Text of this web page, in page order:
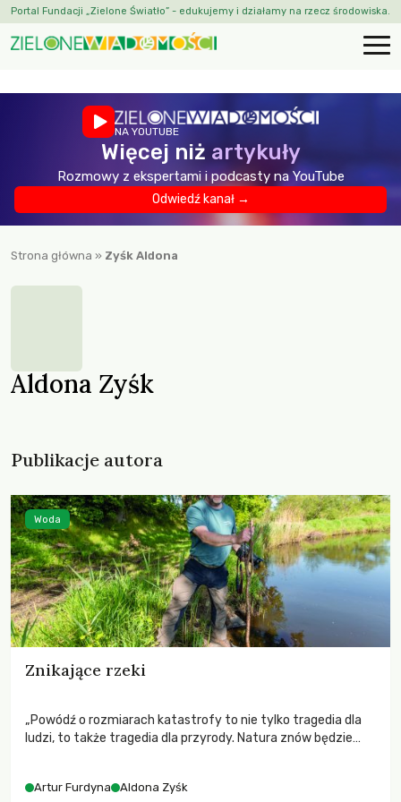
Portal Fundacji „Zielone Światło” - edukujemy i działamy na rzecz środowiska.
NA YOUTUBE
Więcej niż artykuły
Rozmowy z ekspertami i podcasty na YouTube
Odwiedź kanał →
Strona główna » Zyśk Aldona
Aldona Zyśk
Publikacje autora
Znikające rzeki
„Powódź o rozmiarach katastrofy to nie tylko tragedia dla
ludzi, to także tragedia dla przyrody. Natura znów będzie
przewodniczącym Towarzystwa Przyjaciół Rzek Iny i
Artur Furdyna Aldona Zyśk
Woda